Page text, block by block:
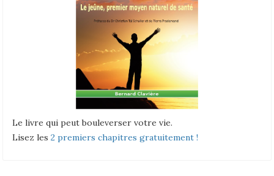
Le livre qui peut bouleverser votre vie.
Lisez les 2 premiers chapitres gratuitement !